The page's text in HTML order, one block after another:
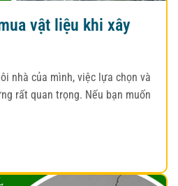
vật liệu khi xây
nhà của mình, việc lựa chọn và
rất quan trọng. Nếu bạn muốn